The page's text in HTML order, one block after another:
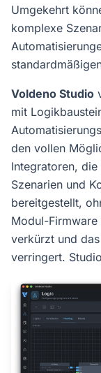
Umgekehrt
komplexe
Voldeno Studio
mit
den vollen
Integratoren,
Szenarien und
bereitgestellt,
Modul-
verkürzt und
verringert.